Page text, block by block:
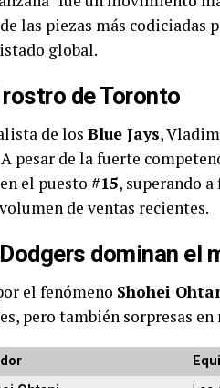
las piezas más codiciadas
global.
de Toronto
de los Blue Jays,
pesar de la fuerte
el puesto #15, superando
de ventas recientes.
dominan el
el fenómeno Shohei
pero también sorpresas